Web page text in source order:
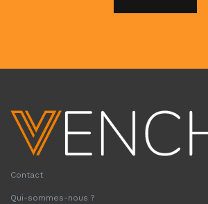
Contact
Qui-sommes-nous ?